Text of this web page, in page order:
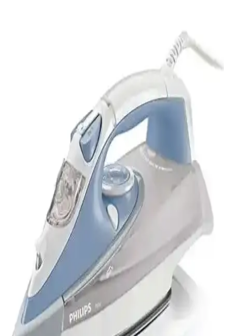
İki popüler buharlı ütü olan Philips DST7510/80 ve Tefal FV9E5'in
özelliklerini, kullanıcı yorumlarını ve performanslarını
karşılaştırıyoruz. Hangi model ihtiyaçlarınıza uygun karar vermenize
Kiwi Ksı 6316 Seyahat Ütüsü: Hafif ve Pratik
Tasarımıyla Etkili Ütüleme Çözümü
Kiwi Ksı 6316 seyahat ütüsü, hafifliği, katlanabilir tasarımı ve hızlı
ısınma özelliğiyle seyahatlerde ideal. Buhar ayarı ve dayanıklı çelik
tabanıyla kullanımı kolay ve etkili ütüleme sağlar.
Tefal GV9566 Pro Express Ultimate Buhar Kazanlı
Ütü İncelemesi ve Özellikleri
Tefal GV9566 Pro Express Ultimate, 2600 watt gücü ve yüksek
basınçlı buhar teknolojisiyle üstün ütüleme sağlar, dayanıklı tasarımı
ve kullanıcı dostu özellikleriyle öne çıkar.
Tefal GV9230 Pro Express Protect Ütü Modeli
Hakkında Teknik Bilgi ve Arama Sonuçları
Tefal GV9230 Pro Express Protect ütü modeli hakkında arama
sonuçlarında teknik bilgi ve kullanıcı yorumları bulunmamaktadır.
Detaylı bilgi için resmi kaynaklara başvurulması önerilir.
Profilo UBS1401 2200 Watt Buhar Kazanlı Ütü
Güçlü Performans ve Dayanıklılık
Profilo UBS1401, 2200 watt gücü, yüksek buhar çıkışı ve dayanıklı